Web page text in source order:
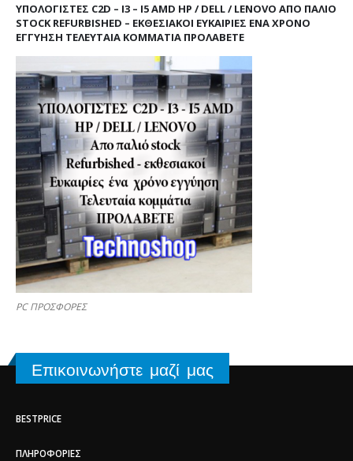
ΥΠΟΛΟΓΙΣΤΕΣ C2D – I3 – I5 AMD HP / DELL / LENOVO ΑΠΟ ΠΑΛΙΌ
STOCK REFURBISHED – ΕΚΘΕΣΙΑΚΟΊ ΕΥΚΑΙΡΊΕΣ ΈΝΑ ΧΡΌΝΟ
ΕΓΓΎΗΣΗ ΤΕΛΕΥΤΑΊΑ ΚΟΜΜΆΤΙΑ ΠΡΟΛΑΒΕΤΕ
PC ΠΡΟΣΦΟΡΕΣ
Επικοινωνήστε μαζί μας
BESTPRICE
ΠΛΗΡΟΦΟΡΊΕΣ